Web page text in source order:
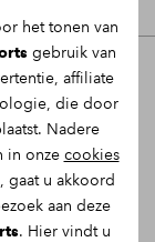
het tonen van
gebruik van
affiliate
die door
Nadere
in onze cookies
u akkoord
aan deze
. Hier vindt u
En
of
logisch.
En de
Wij